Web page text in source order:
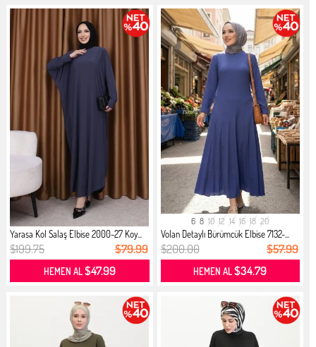
Yarasa Kol Salaş Elbise 2000-27 Koy...
$199.75 $79.99
HEMEN AL$47.99
6 8 10 12 14 16 18 20
Volan Detaylı Bürümcük Elbise 7132-...
$200.00 $57.99
HEMEN AL$34.79